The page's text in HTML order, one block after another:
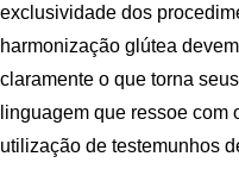
exclusividade dos
harmonização glútea
claramente o que torna
linguagem que ressoe
utilização de testemunhos